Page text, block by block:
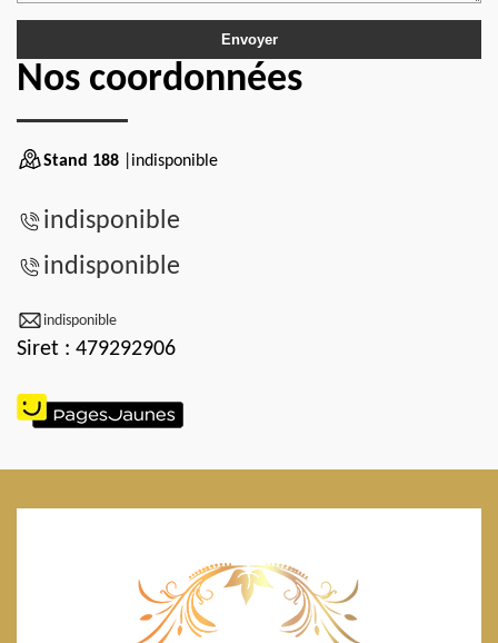
Nos coordonnées
Stand 188 |indisponible
indisponible
indisponible
indisponible
Siret : 479292906